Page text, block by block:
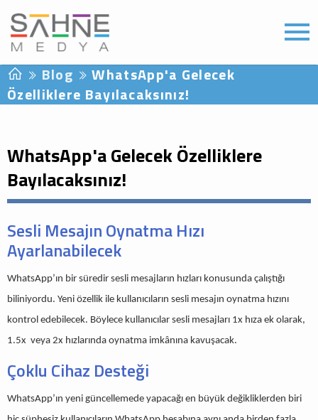
Blog
WhatsApp'a Gelecek
Özelliklere Bayılacaksınız!
WhatsApp'a Gelecek Özelliklere
Bayılacaksınız!
Sesli Mesajın Oynatma Hızı
Ayarlanabilecek
WhatsApp’ın bir süredir sesli mesajların hızları konusunda çalıştığı
biliniyordu. Yeni özellik ile kullanıcıların sesli mesajın oynatma hızını
kontrol edebilecek. Böylece kullanıcılar sesli mesajları 1x hıza ek olarak,
1.5x veya 2x hızlarında oynatma imkânına kavuşacak.
Çoklu Cihaz Desteği
WhatsApp’ın yeni güncellemede yapacağı en büyük değikliklerden biri